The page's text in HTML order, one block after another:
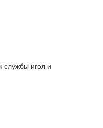
службы игол и